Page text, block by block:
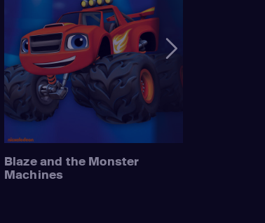
Blaze and the Monster
Machines